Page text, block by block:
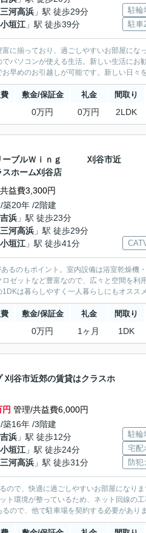
三河高浜 」駅 徒歩29分
小垣江 」駅 徒歩39分
駐輪
駐車
に揃っており、過ごしやすいお部屋にな
パソコンが使える生活。新しい生活にお
早めのお引越しが可能です。新しい日々
敷金/保証金 礼金 間取り
0万円 0万円 2LDK
ーブルＷｉｎｇ 刈谷市近
ホーム刈谷店
益費3,300円
20年 /2階建
吉浜 」駅 徒歩23分
三河高浜 」駅 徒歩29分
小垣江 」駅 徒歩41分
るのもポイント。室内設備は浴室乾燥機
ゼットなど豊富なので、広々と空間を利
は暮らしやすく一人暮らしにもオスス
敷金/保証金 礼金 間取り
0万円 1ヶ月 1DK
刈谷市近郊の賃貸はクラスホ
円 管理/共益費6,000円
16年 /3階建
吉浜 」駅 徒歩12分
小垣江 」駅 徒歩24分
三河高浜 」駅 徒歩31分
駐輪
宅配
防犯
ので、快適に過ごしやすいお部屋になり
ト環境が整っているため、ネット回線の
ので、他で駐車場を契約する必要があり